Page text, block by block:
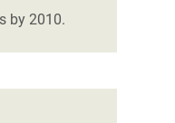
by 2010.